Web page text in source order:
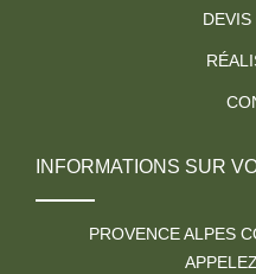
INFORMATIONS SUR
PROVENCE ALPES